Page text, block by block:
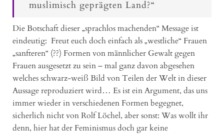
muslimisch geprägten Land?“
Die Botschaft dieser „sprachlos machenden“ Message ist
eindeutig: Freut euch doch einfach als „westliche“ Frauen
„sanfteren“ (??) Formen von männlicher Gewalt gegen
Frauen ausgesetzt zu sein – mal ganz davon abgesehen
welches schwarz-weiß Bild von Teilen der Welt in dieser
Aussage reproduziert wird… Es ist ein Argument, das uns
immer wieder in verschiedenen Formen begegnet,
sicherlich nicht von Rolf Löchel, aber sonst: Was wollt ihr
denn, hier hat der Feminismus doch gar keine